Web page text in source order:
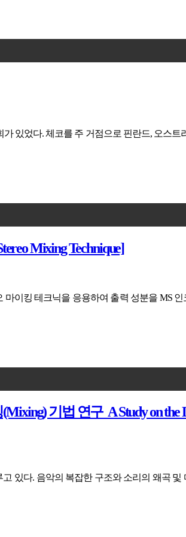
있었다. 체코를 주 거점으로 핀란드, 오스
Mixing Technique]
이킹 테크닉을 응용하여 출력 성분을 MS
기법 연구 A Study on the
있다. 음악의 복잡한 구조와 소리의 왜곡